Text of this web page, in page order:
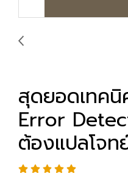
สุดยอดเทค
Error
ต้องแปลโจท